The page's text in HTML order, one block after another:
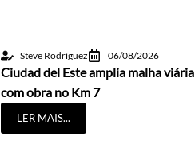
Steve Rodríguez 06/08/2026
Ciudad del Este amplia malha viária
com obra no Km 7
LER MAIS...